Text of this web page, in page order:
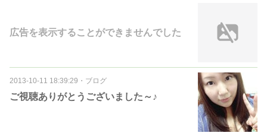
広告を表示することができませんでした
2013-10-11 18:39:29 ・ ブログ
ご視聴ありがとうございました～♪